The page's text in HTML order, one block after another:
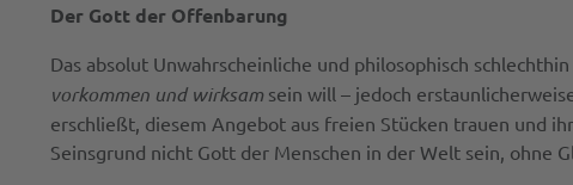
Der Gott der Offenbarung
Das absolut Unwahrscheinliche und philosophisch
vorkommen und wirksam sein will – jedoch
erschließt, diesem Angebot aus freien Stücken trauen und
Seinsgrund nicht Gott der Menschen in der Welt sein, ohne